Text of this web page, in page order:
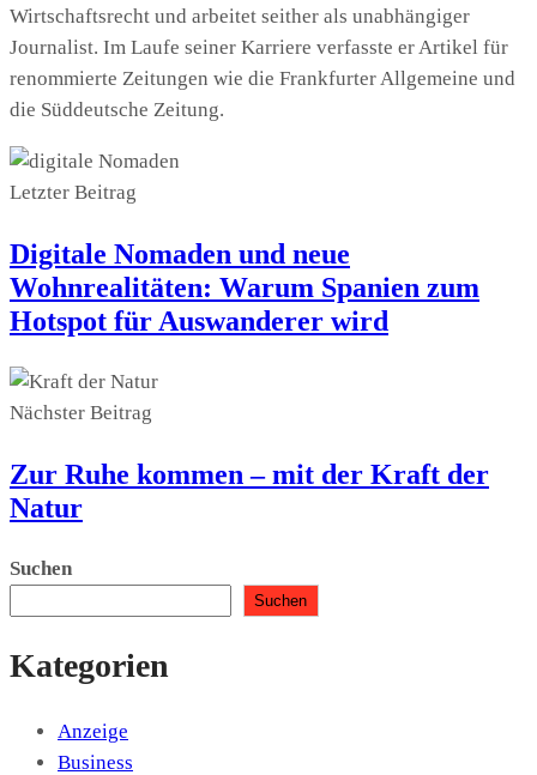
Wirtschaftsrecht und arbeitet seither als unabhängiger
Journalist. Im Laufe seiner Karriere verfasste er Artikel für
renommierte Zeitungen wie die Frankfurter Allgemeine und
die Süddeutsche Zeitung.
Letzter Beitrag
Digitale Nomaden und neue
Wohnrealitäten: Warum Spanien zum
Hotspot für Auswanderer wird
Nächster Beitrag
Zur Ruhe kommen – mit der Kraft der
Natur
Suchen
Suchen
Kategorien
Anzeige
Business